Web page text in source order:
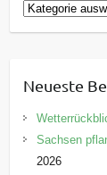
K
a
g
o
r
Neueste
Sachsen
2026